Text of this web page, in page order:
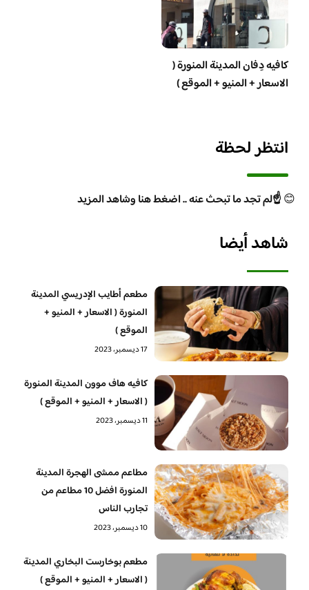
كافيه دِفان المدينة المنورة (
الاسعار + المنيو + الموقع )
انتظر لحظة
😊☝️لم تجد ما تبحث عنه .. اضغط هنا وشاهد المزيد
شاهد أيضا
مطعم أطايب الإدريسي المدينة
المنورة ( الاسعار + المنيو +
الموقع )
17 ديسمبر، 2023
كافيه هاف موون المدينة المنورة
( الاسعار + المنيو + الموقع )
11 ديسمبر، 2023
مطاعم ممشى الهجرة المدينة
المنورة افضل 10 مطاعم من
تجارب الناس
10 ديسمبر، 2023
مطعم بوخارست البخاري المدينة
( الاسعار + المنيو + الموقع )